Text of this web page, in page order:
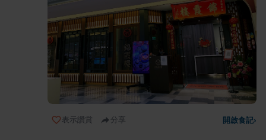
表示讚賞 分享 開啟食記›